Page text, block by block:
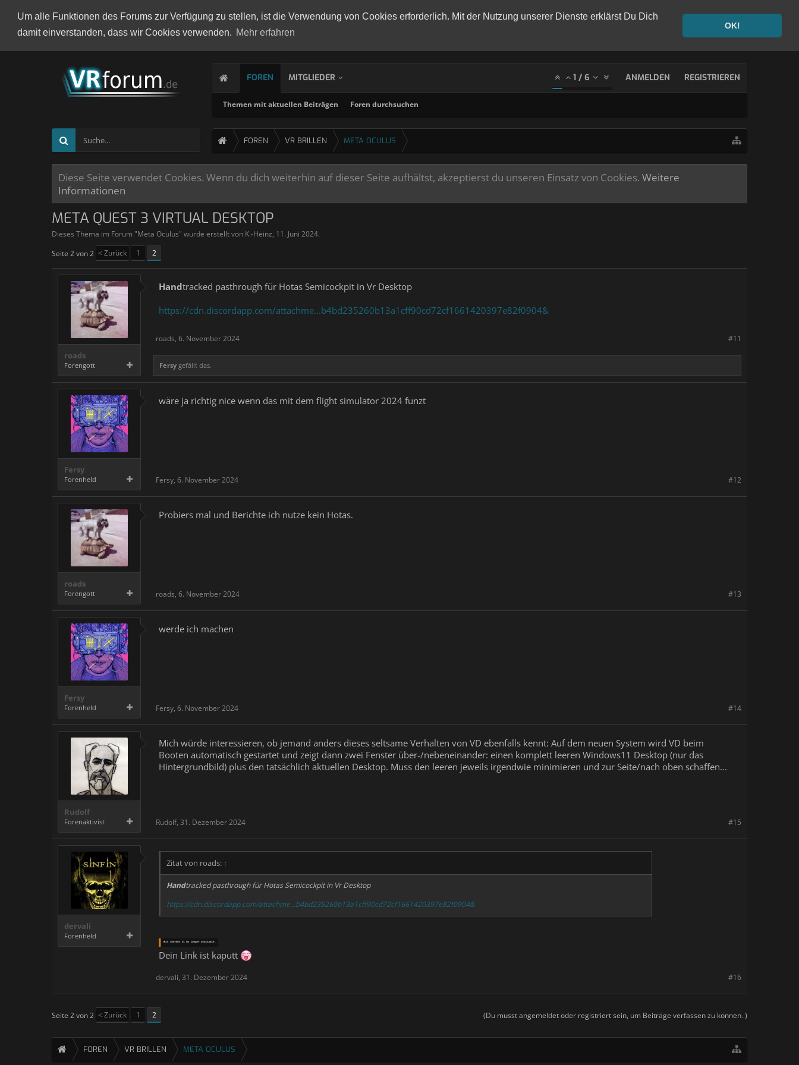
Um alle Funktionen des Forums zur Verfügung zu stellen, ist die Verwendung von Cookies erforderlich. Mit der Nutzung unserer Dienste erklärst Du Dich
damit einverstanden, dass wir Cookies verwenden. Mehr erfahren
OK!
FOREN
Themen mit aktuellen Beiträgen Foren durchsuchen
MITGLIEDER 1 / 6 ANMELDEN REGISTRIEREN
FOREN VR BRILLEN META OCULUS
Diese Seite verwendet Cookies. Wenn du dich weiterhin auf dieser Seite aufhältst, akzeptierst du unseren Einsatz von Cookies. Weitere
Informationen
META QUEST 3 VIRTUAL DESKTOP
Dieses Thema im Forum "Meta Oculus" wurde erstellt von K.-Heinz, 11. Juni 2024.
Seite 2 von 2 < Zurück 1 2
roads
Forengott
Handtracked pasthrough für Hotas Semicockpit in Vr Desktop
https://cdn.discordapp.com/attachme...b4bd235260b13a1cff90cd72cf1661420397e82f0904&
#11
roads, 6. November 2024
Fersy gefällt das.
Fersy
Forenheld
wäre ja richtig nice wenn das mit dem flight simulator 2024 funzt
#12
Fersy, 6. November 2024
roads
Forengott
Probiers mal und Berichte ich nutze kein Hotas.
#13
roads, 6. November 2024
Fersy
Forenheld
werde ich machen
#14
Fersy, 6. November 2024
Rudolf
Forenaktivist
Mich würde interessieren, ob jemand anders dieses seltsame Verhalten von VD ebenfalls kennt: Auf dem neuen System wird VD beim
Booten automatisch gestartet und zeigt dann zwei Fenster über-/nebeneinander: einen komplett leeren Windows11 Desktop (nur das
Hintergrundbild) plus den tatsächlich aktuellen Desktop. Muss den leeren jeweils irgendwie minimieren und zur Seite/nach oben schaffen...
#15
Rudolf, 31. Dezember 2024
dervali
Forenheld
Zitat von roads: ↑
Handtracked pasthrough für Hotas Semicockpit in Vr Desktop
https://cdn.discordapp.com/attachme...b4bd235260b13a1cff90cd72cf1661420397e82f0904&
Dein Link ist kaputt
#16
dervali, 31. Dezember 2024
(Du musst angemeldet oder registriert sein, um Beiträge verfassen zu können. )
Seite 2 von 2 < Zurück 1 2
FOREN VR BRILLEN META OCULUS